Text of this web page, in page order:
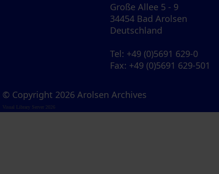
Große Allee 5 - 9
34454 Bad Arolsen
Deutschland
Tel: +49 (0)5691 629-0
Fax: +49 (0)5691 629-501
© Copyright 2026 Arolsen Archives
Visual Library Server 2026